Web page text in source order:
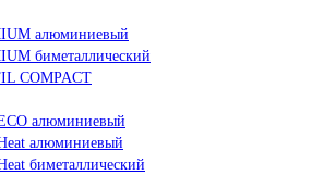
алюминиевый
биметаллический
COMPACT
алюминиевый
алюминиевый
биметаллический